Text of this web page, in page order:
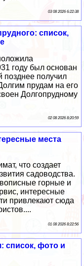
03 08 2026 6:22:38
список,
году был основан
позднее получил
прудам на его
Долгопрудному
02 08 2026 8:20:59
места
что создает
садоводства.
горные и
интересные
привлекают сюда
01 08 2026 8:22:56
список, фото и